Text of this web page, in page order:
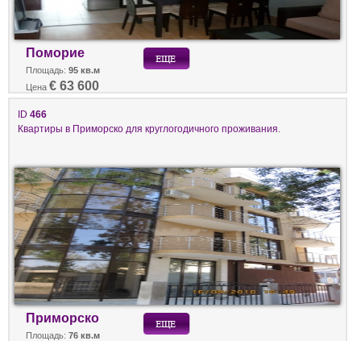
Поморие
Площадь: 95 кв.м
Цена € 63 600
ID 466
Квартиры в Приморско для круглогодичного проживания.
Приморско
Площадь: 76 кв.м